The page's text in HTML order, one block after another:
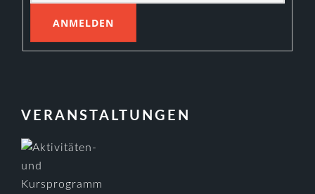
VERANSTALTUNGEN